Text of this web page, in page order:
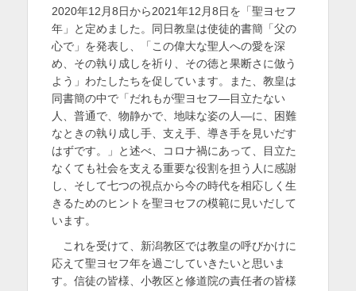
2020年12月8日から2021年12月8日を「聖ヨセフ
年」と定めました。同日教皇は使徒的書簡「父の
心で」を発表し、「この偉大な聖人への愛を深
め、その執り成しを祈り、その徳と果断さに倣う
よう」わたしたちを促しています。また、教皇は
同書簡の中で「だれもが聖ヨセフ―目立たない
人、普通で、物静かで、地味な姿の人―に、困難
なときの執り成し手、支え手、導き手を見いだす
はずです。」と述べ、コロナ禍にあって、目立た
なくても社会を支える重要な役割を担う人に感謝
し、そして七つの視点から今の時代を相応しく生
きるためのヒントを聖ヨセフの模範に見いだして
います。
これを受けて、新潟教区では教皇の呼びかけに
応えて聖ヨセフ年を過ごしていきたいと思いま
す。信徒の皆様、小教区と修道院の責任者の皆様